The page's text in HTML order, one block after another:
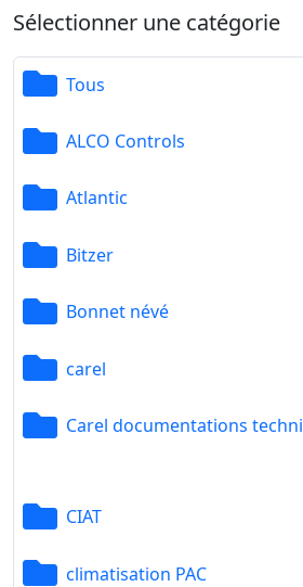
Sélectionner une catégorie
Tous
ALCO Controls
Atlantic
Bitzer
Bonnet névé
carel
Carel documentations
CIAT
climatisation PAC